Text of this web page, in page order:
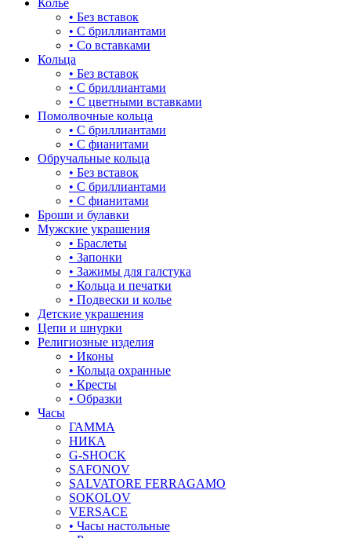
Колье
• Без вставок
• С бриллиантами
• Со вставками
Кольца
• Без вставок
• С бриллиантами
• С цветными вставками
Помолвочные кольца
• С бриллиантами
• С фианитами
Обручальные кольца
• Без вставок
• С бриллиантами
• С фианитами
Броши и булавки
Мужские украшения
• Браслеты
• Запонки
• Зажимы для галстука
• Кольца и печатки
• Подвески и колье
Детские украшения
Цепи и шнурки
Религиозные изделия
• Иконы
• Кольца охранные
• Кресты
• Образки
Часы
ГАММА
НИКА
G-SHOCK
SAFONOV
SALVATORE FERRAGAMO
SOKOLOV
VERSACE
• Часы настольные